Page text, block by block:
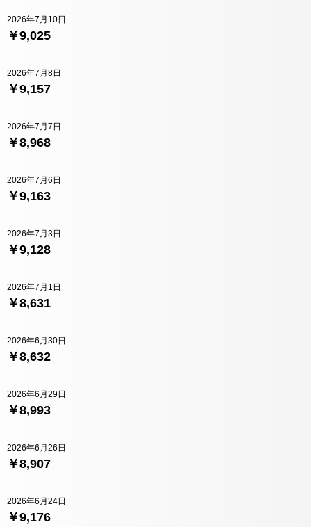
￥9,025
2026年7月10日
￥9,157
2026年7月8日
￥8,968
2026年7月7日
￥9,163
2026年7月6日
￥9,128
2026年7月3日
￥8,631
2026年7月1日
￥8,632
2026年6月30日
￥8,993
2026年6月29日
￥8,907
2026年6月26日
￥9,176
2026年6月24日